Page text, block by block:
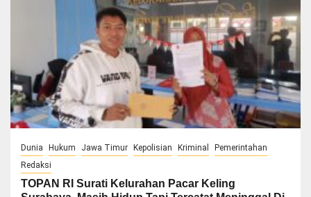
Dunia Hukum Jawa Timur Kepolisian Kriminal
Pemerintahan
Redaksi
TOPAN RI Surati Kelurahan Pacar Keling